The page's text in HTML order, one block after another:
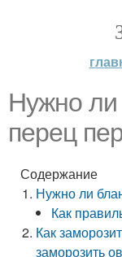
Нужно
перец
Содержание
Нужно ли
Как
Как
заморозить